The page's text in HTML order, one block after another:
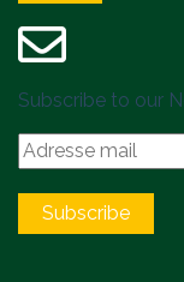
Subscribe to our
Subscribe